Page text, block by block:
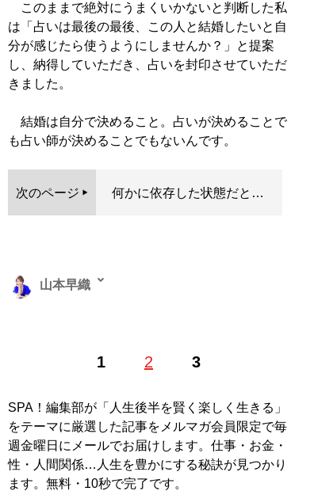
このままで絶対にうまくいかないと判断した私
は「占いは最後の最後、この人と結婚したいと自
分が感じたら使うようにしませんか？」と提案
し、納得していただき、占いを封印させていただ
きました。
結婚は自分で決めること。占いが決めることで
も占い師が決めることでもないんです。
次のページ 何かに依存した状態だと…
1 2 3
山本早織
経て、現在は恋愛コンサルタントとして結婚したい男女
の秘訣マガジン 」をLINEで配信中。公式ホームページ
「
結婚につながる恋のコンサルタント 山本早織」（Xア
カウント:@yamamotosaori_ ）
記事一覧へ
SPA！編集部が「人生後半を賢く楽しく生きる」
をテーマに厳選した記事をメルマガ会員限定で毎
週金曜日にメールでお届けします。仕事・お金・
性・人間関係…人生を豊かにする秘訣が見つかり
ます。無料・10秒で完了です。